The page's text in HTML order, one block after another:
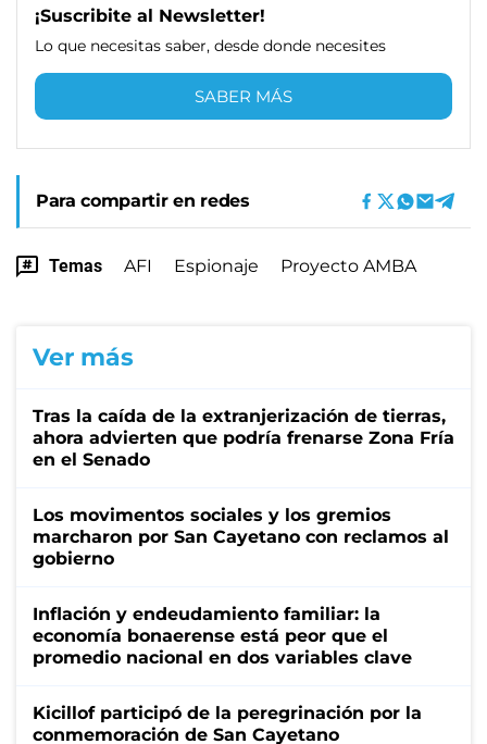
¡Suscribite al Newsletter!
Lo que necesitas saber, desde donde necesites
SABER MÁS
Para compartir en redes
Temas AFI Espionaje Proyecto AMBA
Ver más
Tras la caída de la extranjerización de tierras,
ahora advierten que podría frenarse Zona Fría
en el Senado
Los movimentos sociales y los gremios
marcharon por San Cayetano con reclamos al
gobierno
Inflación y endeudamiento familiar: la
economía bonaerense está peor que el
promedio nacional en dos variables clave
Kicillof participó de la peregrinación por la
conmemoración de San Cayetano